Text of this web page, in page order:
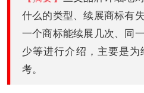
什么的类型、续展商标有
一个商标能续展几次、同
少等进行介绍，主要是
考。